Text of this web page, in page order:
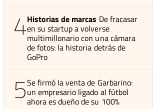
4Historias de marcas De fracasar
en su startup a volverse
multimillonario con una cámara
de fotos: la historia detrás de
GoPro
5Se firmó la venta de Garbarino:
un empresario ligado al fútbol
ahora es dueño de su 100%